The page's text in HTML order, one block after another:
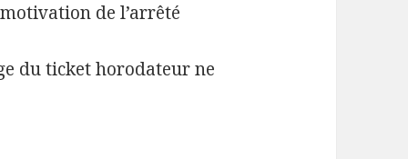
de l’arrêté
du ticket horodateur ne
AUTOMOBILISTES